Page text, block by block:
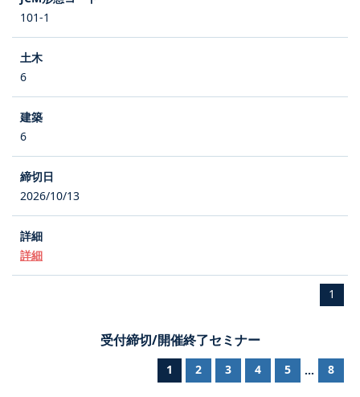
101-1
6
6
2026/10/13
詳細
1
受付締切/開催終了セミナー
1 2 3 4 5 ... 8